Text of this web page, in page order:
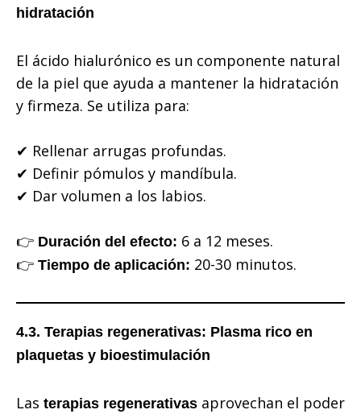
hidratación
El ácido hialurónico es un componente natural
de la piel que ayuda a mantener la hidratación
y firmeza. Se utiliza para:
✔ Rellenar arrugas profundas.
✔ Definir pómulos y mandíbula.
✔ Dar volumen a los labios.
👉 Duración del efecto: 6 a 12 meses.
👉 Tiempo de aplicación: 20-30 minutos.
4.3. Terapias regenerativas: Plasma rico en
plaquetas y bioestimulación
Las terapias regenerativas aprovechan el poder